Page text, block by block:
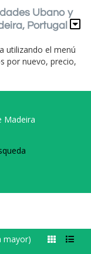
Ubano y
Portugal
utilizando el menú
por nuevo, precio,
Madeira
mayor)